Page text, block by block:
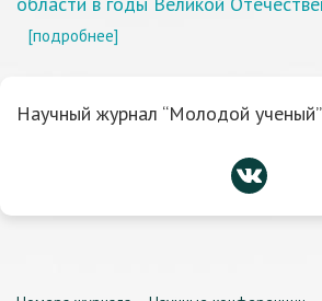
[подробнее]
Научный журнал “Молодой